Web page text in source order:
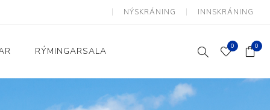
NÝSKRÁNING INNSKRÁNING
Heimili og skrifstofa
RÝMINGARSALA 0 0